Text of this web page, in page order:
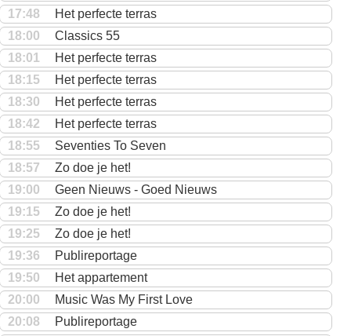
17:48
Het perfecte terras
18:00
Classics 55
18:01
Het perfecte terras
18:15
Het perfecte terras
18:30
Het perfecte terras
18:42
Het perfecte terras
18:55
Seventies To Seven
18:57
Zo doe je het!
19:00
Geen Nieuws - Goed Nieuws
19:15
Zo doe je het!
19:25
Zo doe je het!
19:36
Publireportage
19:50
Het appartement
20:00
Music Was My First Love
20:08
Publireportage